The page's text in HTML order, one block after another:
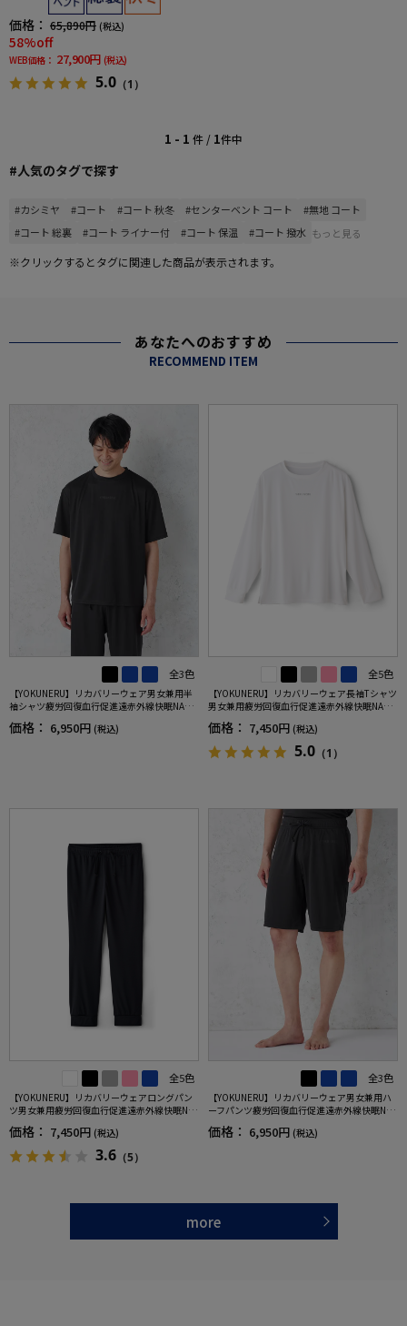
価格： 65,890円 (税込)
58%off
WEB価格： 27,900円 (税込)
5.0 （1）
1 - 1 件 / 1件中
#人気のタグで探す
#カシミヤ #コート #コート 秋冬 #センターベント コート
#無地 コート
#コート 総裏
#コート ライナー付 #コート 保温 #コート 撥水 もっと見る
※クリックするとタグに関連した商品が表示されます。
あなたへのおすすめ
RECOMMEND ITEM
全3色
【YOKUNERU】リカバリーウェア男女兼用半
袖シャツ疲労回復血行促進遠赤外線快眠NANO
MIX(R)【一般医療機器】SS～LLサイズ
価格： 6,950円 (税込)
全5色
【YOKUNERU】リカバリーウェア長袖Tシャツ
男女兼用疲労回復血行促進遠赤外線快眠NANO
MIX(R)【一般医療機器】SS～LLサイズ
価格： 7,450円 (税込)
5.0 （1）
全5色
【YOKUNERU】リカバリーウェアロングパン
ツ男女兼用疲労回復血行促進遠赤外線快眠NA
NOMIX(R)【一般医療機器】SS～LLサイズ
価格： 7,450円 (税込)
3.6 （5）
全3色
【YOKUNERU】リカバリーウェア男女兼用ハ
ーフパンツ疲労回復血行促進遠赤外線快眠NA
NOMIX(R)【一般医療機器】SS～LLサイズ
価格： 6,950円 (税込)
more